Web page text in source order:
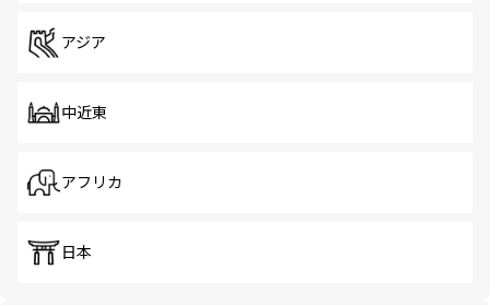
アジア
中近東
アフリカ
日本